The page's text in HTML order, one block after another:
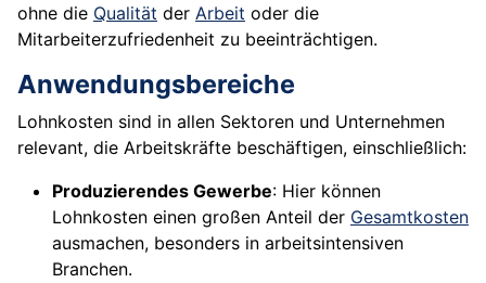
ohne die Qualität der Arbeit oder die
Mitarbeiterzufriedenheit zu beeinträchtigen.
Anwendungsbereiche
Lohnkosten sind in allen Sektoren und Unternehmen
relevant, die Arbeitskräfte beschäftigen, einschließlich:
Produzierendes Gewerbe: Hier können
Lohnkosten einen großen Anteil der Gesamtkosten
ausmachen, besonders in arbeitsintensiven
Branchen.